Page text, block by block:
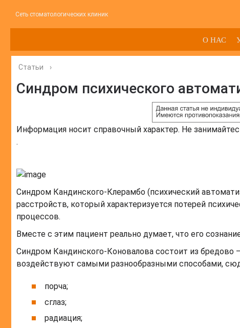
Сеть стоматологических клиник
О НАС
Статьи ›
Синдром психического
Информация носит справочный характер. Не
.
Синдром Кандинского-Клерамбо (психический
расстройств, который характеризуется потерей
процессов.
Вместе с этим пациент реально думает, что его
Cиндром Кандинского-Коновалова состоит из бредово
воздействуют самыми разнообразными способами,
порча;
сглаз;
радиация;